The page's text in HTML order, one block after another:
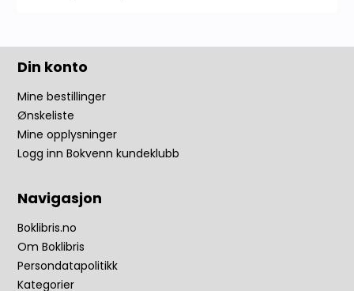
Din konto
Mine bestillinger
Ønskeliste
Mine opplysninger
Logg inn Bokvenn kundeklubb
Navigasjon
Boklibris.no
Om Boklibris
Persondatapolitikk
Kategorier